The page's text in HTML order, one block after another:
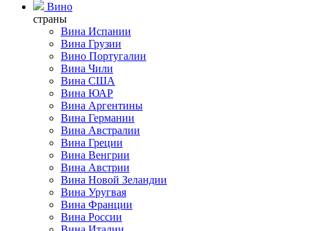
Вино
страны
Вина Испании
Вина Грузии
Вино Португалии
Вина Чили
Вина США
Вина ЮАР
Вина Аргентины
Вина Германии
Вина Австралии
Вина Греции
Вина Венгрии
Вина Австрии
Вина Новой Зеландии
Вина Уругвая
Вина Франции
Вина России